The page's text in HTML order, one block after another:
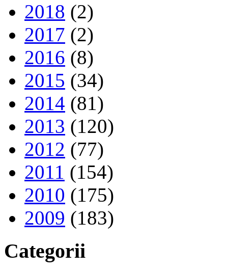
2018 (2)
2017 (2)
2016 (8)
2015 (34)
2014 (81)
2013 (120)
2012 (77)
2011 (154)
2010 (175)
2009 (183)
Categorii